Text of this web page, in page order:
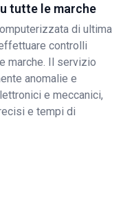
tutte le marche
di ultima
controlli
marche. Il servizio
anomalie e
e meccanici,
e tempi di